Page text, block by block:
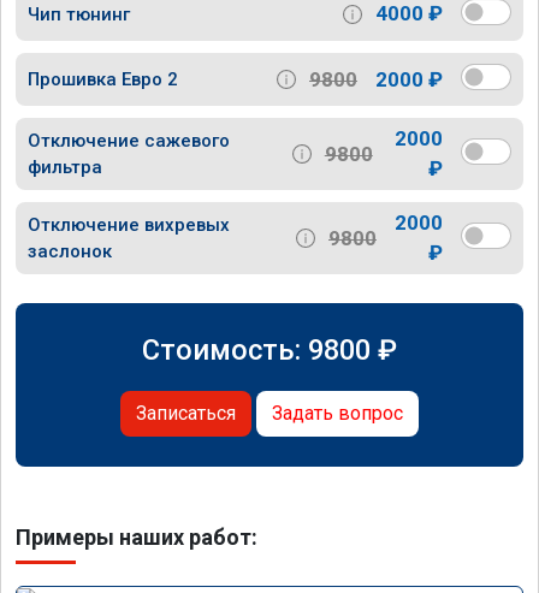
Чип тюнинг 4000 ₽
Прошивка Евро 2 9800 2000 ₽
Отключение сажевого
фильтра
9800
2000
₽
Отключение вихревых
заслонок
9800
2000
₽
Стоимость: 9800 ₽
Записаться Задать вопрос
Примеры наших работ: